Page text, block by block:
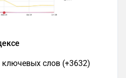
слов (+3632)